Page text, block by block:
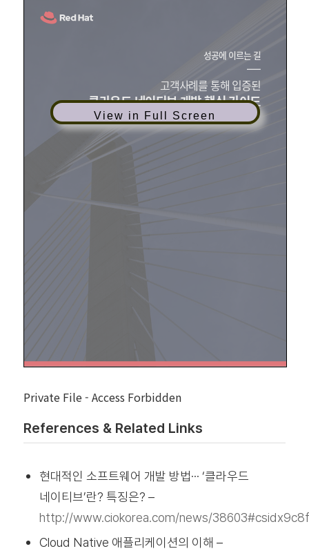
View in Full Screen
Private File - Access Forbidden
References & Related Links
현대적인 소프트웨어 개발 방법··· ‘클라우드
네이티브’란? 특징은? –
http://www.ciokorea.com/news/
Cloud Native 애플리케이션의 이해 –